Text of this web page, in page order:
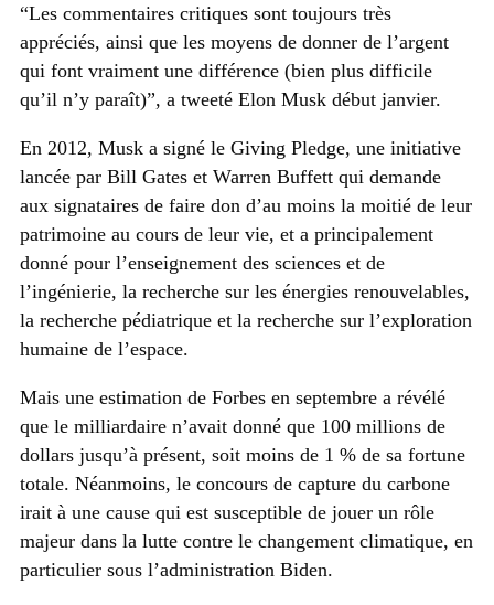
“Les commentaires critiques sont toujours très
appréciés, ainsi que les moyens de donner de l’argent
qui font vraiment une différence (bien plus difficile
qu’il n’y paraît)”, a tweeté Elon Musk début janvier.
En 2012, Musk a signé le Giving Pledge, une initiative
lancée par Bill Gates et Warren Buffett qui demande
aux signataires de faire don d’au moins la moitié de leur
patrimoine au cours de leur vie, et a principalement
donné pour l’enseignement des sciences et de
l’ingénierie, la recherche sur les énergies renouvelables,
la recherche pédiatrique et la recherche sur l’exploration
humaine de l’espace.
Mais une estimation de Forbes en septembre a révélé
que le milliardaire n’avait donné que 100 millions de
dollars jusqu’à présent, soit moins de 1 % de sa fortune
totale. Néanmoins, le concours de capture du carbone
irait à une cause qui est susceptible de jouer un rôle
majeur dans la lutte contre le changement climatique, en
particulier sous l’administration Biden.